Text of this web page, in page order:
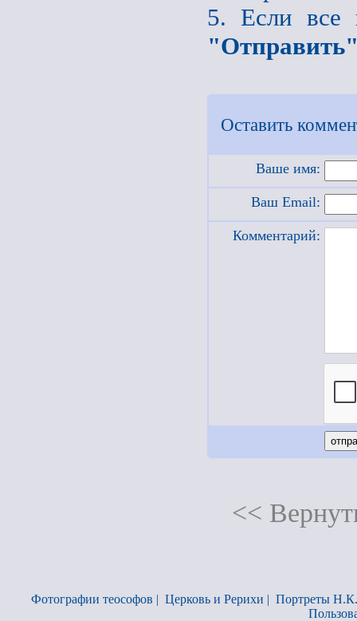
5. Если все
Оставить
Ваше имя:
Ваш Email:
Комментарий:
<<
Фотографии теософов | Церковь и Рерихи | Портреты